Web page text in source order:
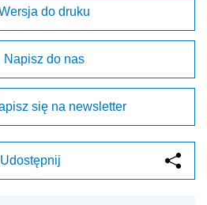
do druku
Napisz do nas
się na newsletter
Udostępnij